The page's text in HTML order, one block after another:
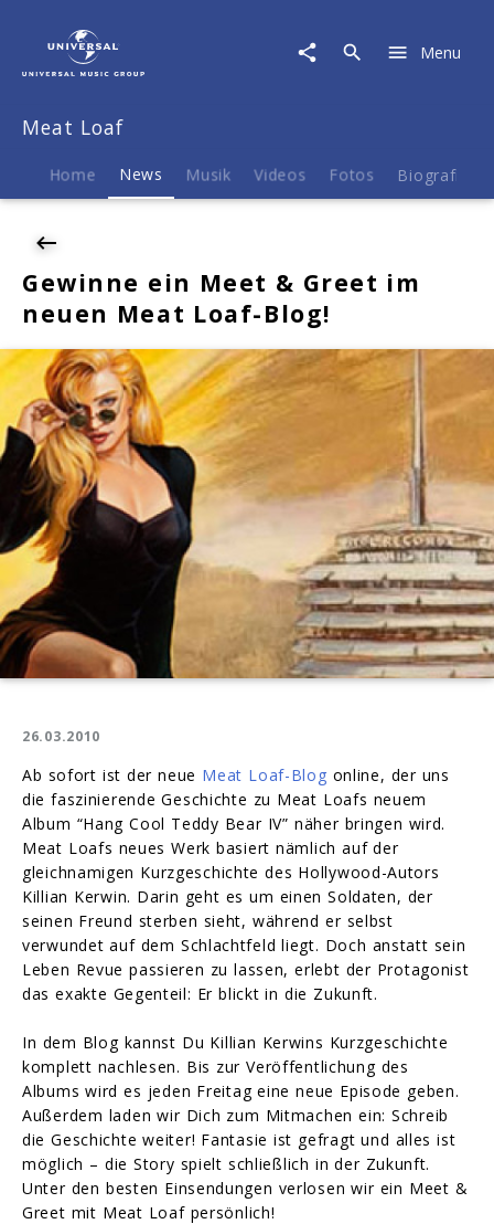
News
Gewinne
&
Meat
Loaf-
Menu
Meat Loaf
Home News Musik Videos Fotos Biografie
Gewinne ein Meet & Greet im
neuen Meat Loaf-Blog!
26.03.2010
Ab sofort ist der neue Meat Loaf-Blog online, der uns
die faszinierende Geschichte zu Meat Loafs neuem
Album “Hang Cool Teddy Bear IV” näher bringen wird.
Meat Loafs neues Werk basiert nämlich auf der
gleichnamigen Kurzgeschichte des Hollywood-Autors
Killian Kerwin. Darin geht es um einen Soldaten, der
seinen Freund sterben sieht, während er selbst
verwundet auf dem Schlachtfeld liegt. Doch anstatt sein
Leben Revue passieren zu lassen, erlebt der Protagonist
das exakte Gegenteil: Er blickt in die Zukunft.
In dem Blog kannst Du Killian Kerwins Kurzgeschichte
komplett nachlesen. Bis zur Veröffentlichung des
Albums wird es jeden Freitag eine neue Episode geben.
Außerdem laden wir Dich zum Mitmachen ein: Schreib
die Geschichte weiter! Fantasie ist gefragt und alles ist
möglich – die Story spielt schließlich in der Zukunft.
Unter den besten Einsendungen verlosen wir ein Meet &
Greet mit Meat Loaf persönlich!